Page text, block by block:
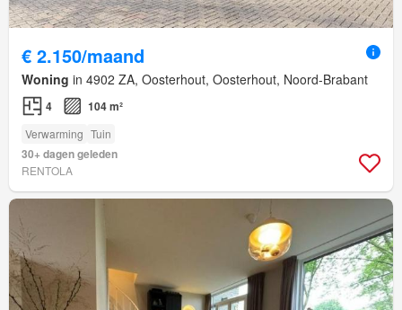
€ 2.150/maand
Woning in 4902 ZA, Oosterhout, Oosterhout, Noord-Brabant
4 104 m²
Verwarming Tuin
30+ dagen geleden
RENTOLA